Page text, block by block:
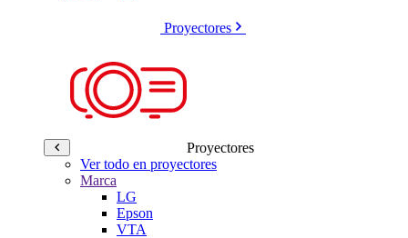
Proyectores
Proyectores
Ver todo en proyectores
Marca
LG
Epson
VTA